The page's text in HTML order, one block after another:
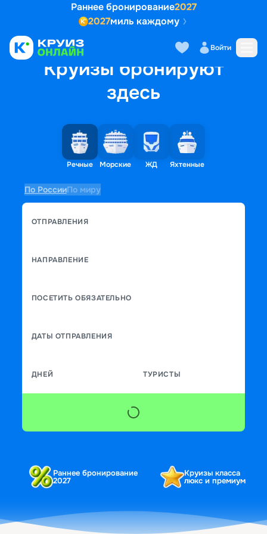
Раннее бронирование2027
2027миль каждому
Войти
Круизы бронируют
здесь
Речные Морские ЖД Яхтенные
По РоссииПо миру
ОТПРАВЛЕНИЯ
НАПРАВЛЕНИЕ
ПОСЕТИТЬ ОБЯЗАТЕЛЬНО
ДАТЫ ОТПРАВЛЕНИЯ
ДНЕЙ ТУРИСТЫ
Раннее бронирование
2027
Круизы класса
люкс и премиум